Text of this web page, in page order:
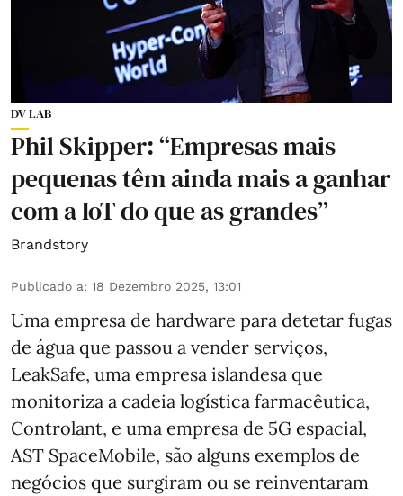
DV LAB
Phil Skipper: “Empresas mais
pequenas têm ainda mais a ganhar
com a IoT do que as grandes”
Brandstory
Publicado a: 18 Dezembro 2025, 13:01
Uma empresa de hardware para detetar fugas
de água que passou a vender serviços,
LeakSafe, uma empresa islandesa que
monitoriza a cadeia logística farmacêutica,
Controlant, e uma empresa de 5G espacial,
AST SpaceMobile, são alguns exemplos de
negócios que surgiram ou se reinventaram